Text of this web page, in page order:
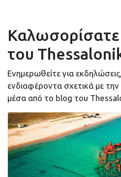
του
Ενημερωθείτε για
ενδιαφέροντα σχετικά με
μέσα από το blog του